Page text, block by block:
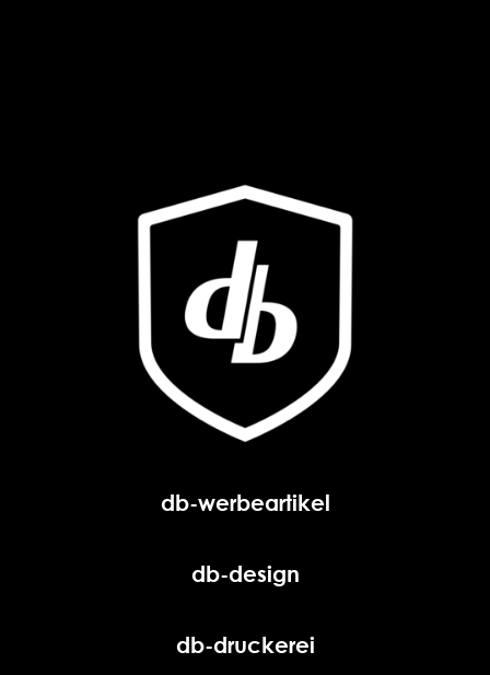
db-werbeartikel
db-design
db-druckerei